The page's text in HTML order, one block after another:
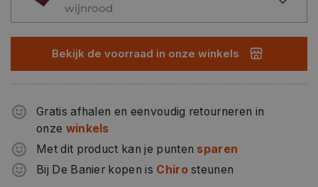
wijnrood
Bekijk de voorraad in onze winkels
Gratis afhalen en eenvoudig retourneren in
onze winkels
Met dit product kan je punten sparen
Bij De Banier kopen is Chirosteunen